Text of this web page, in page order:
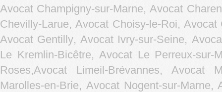
Avocat Champigny-sur-Marne,Avocat
Chevilly-Larue,Avocat Choisy-le-Roi, Avocat
Avocat Gentilly,Avocat Ivry-sur-Seine,
Le Kremlin-Bicêtre,Avocat Le Perreux-sur-
Roses,Avocat Limeil-Brévannes, Avocat
Marolles-en-Brie, Avocat Nogent-sur-Marne,